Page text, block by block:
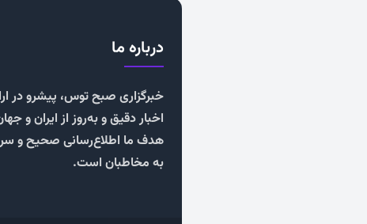
درباره ما
خبرگزاری صبح توس، پیشرو در
اخبار دقیق و به‌روز از ایران و
هدف ما اطلاع‌رسانی صحیح و
به مخاطبان است.